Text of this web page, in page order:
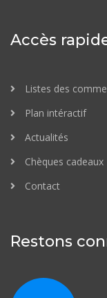
Accès
Listes des
Plan intéractif
Actualités
Chèques cadeaux
Contact
Restons